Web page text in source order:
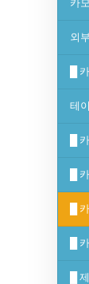
카
외
█
테
█
█
█
█
█